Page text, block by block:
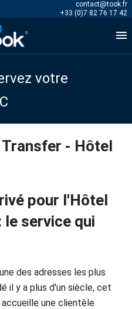
contact@took.fr
+33 (0)7 82 76 17 42

votre
- Hôtel
pour l'Hôtel
le service qui
des adresses les plus
il y a plus d'un siècle, cet
une clientèle